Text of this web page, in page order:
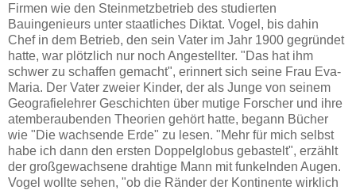
Firmen wie den Steinmetzbetrieb des studierten
Bauingenieurs unter staatliches Diktat. Vogel, bis dahin
Chef in dem Betrieb, den sein Vater im Jahr 1900 gegründet
hatte, war plötzlich nur noch Angestellter. "Das hat ihm
schwer zu schaffen gemacht", erinnert sich seine Frau Eva-
Maria. Der Vater zweier Kinder, der als Junge von seinem
Geografielehrer Geschichten über mutige Forscher und ihre
atemberaubenden Theorien gehört hatte, begann Bücher
wie "Die wachsende Erde" zu lesen. "Mehr für mich selbst
habe ich dann den ersten Doppelglobus gebastelt", erzählt
der großgewachsene drahtige Mann mit funkelnden Augen.
Vogel wollte sehen, "ob die Ränder der Kontinente wirklich